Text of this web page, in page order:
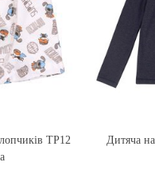
ТР12
Дитяча